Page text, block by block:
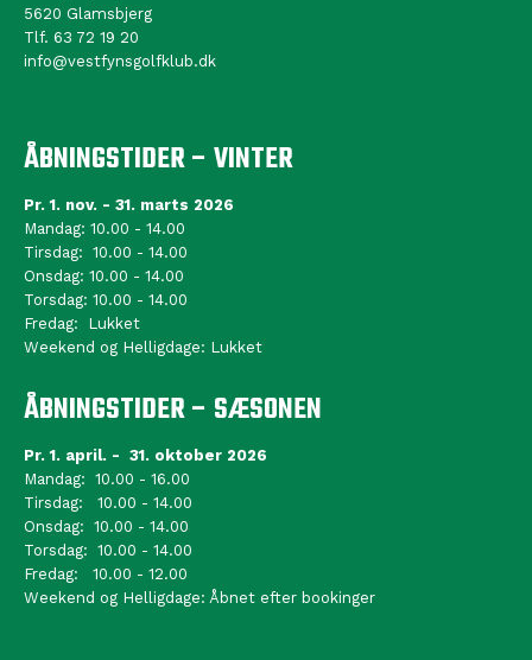
5620 Glamsbjerg
Tlf. 63 72 19 20
info@vestfynsgolfklub.dk
ÅBNINGSTIDER – VINTER
Pr. 1. nov. - 31. marts 2026
Mandag: 10.00 - 14.00
Tirsdag: 10.00 - 14.00
Onsdag: 10.00 - 14.00
Torsdag: 10.00 - 14.00
Fredag: Lukket
Weekend og Helligdage: Lukket
ÅBNINGSTIDER – SÆSONEN
Pr. 1. april. - 31. oktober 2026
Mandag: 10.00 - 16.00
Tirsdag: 10.00 - 14.00
Onsdag: 10.00 - 14.00
Torsdag: 10.00 - 14.00
Fredag: 10.00 - 12.00
Weekend og Helligdage: Åbnet efter bookinger